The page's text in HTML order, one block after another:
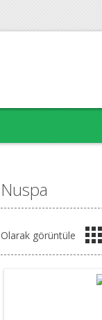
Nuspa
Olarak görüntüle